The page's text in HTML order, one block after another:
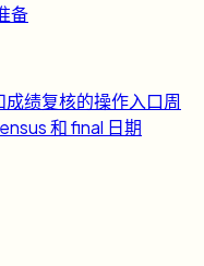
备
绩复核的操作入口周
和 final 日期